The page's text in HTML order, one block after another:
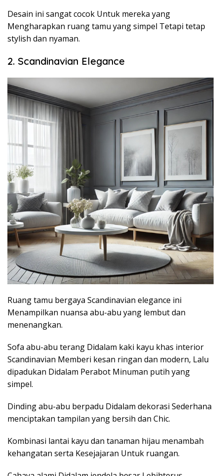
Desain ini sangat cocok Untuk mereka yang
Mengharapkan ruang tamu yang simpel Tetapi tetap
stylish dan nyaman.
2. Scandinavian Elegance
Ruang tamu bergaya Scandinavian elegance ini
Menampilkan nuansa abu-abu yang lembut dan
menenangkan.
Sofa abu-abu terang Didalam kaki kayu khas interior
Scandinavian Memberi kesan ringan dan modern, Lalu
dipadukan Didalam Perabot Minuman putih yang
simpel.
Dinding abu-abu berpadu Didalam dekorasi Sederhana
menciptakan tampilan yang bersih dan Chic.
Kombinasi lantai kayu dan tanaman hijau menambah
kehangatan serta Kesejajaran Untuk ruangan.